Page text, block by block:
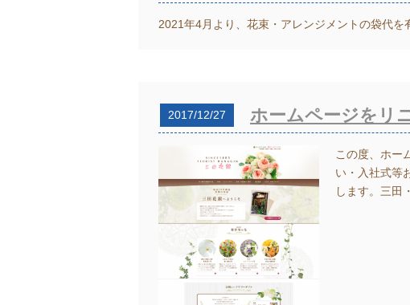
2021年4月より、花束・アレンジメントの袋代を
2017/12/27 ホームページをリ
この度、ホー
い・入社式等
します。三田